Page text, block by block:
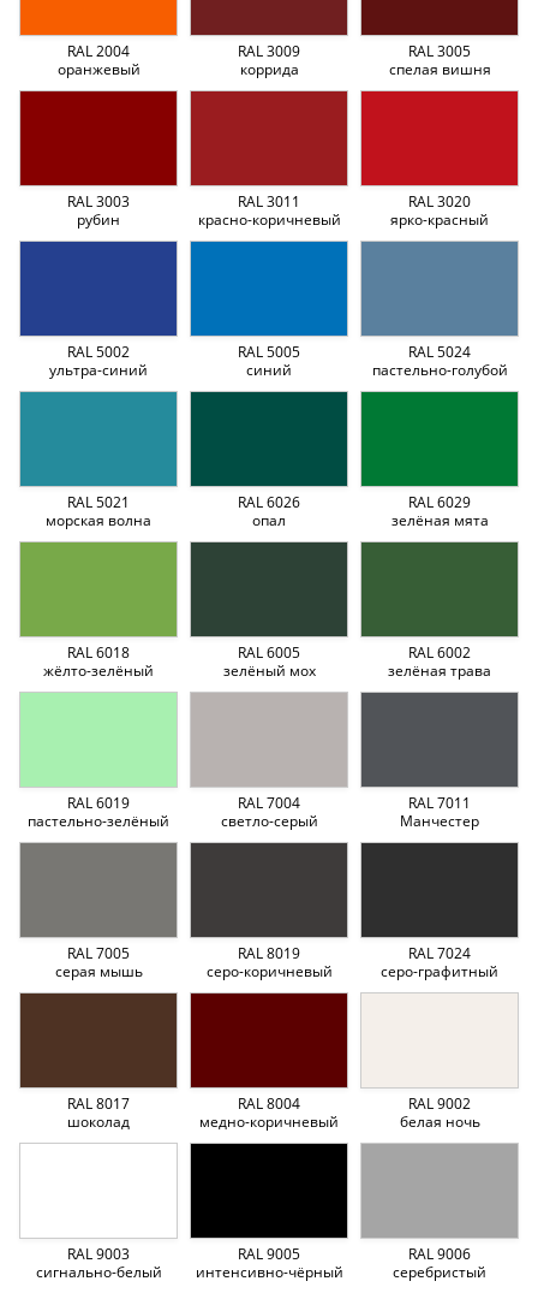
RAL 2004
оранжевый
RAL 3009
коррида
RAL 3005
спелая вишня
RAL 3003
рубин
RAL 3011
красно-коричневый
RAL 3020
ярко-красный
RAL 5002
ультра-синий
RAL 5005
синий
RAL 5024
пастельно-голубой
RAL 5021
морская волна
RAL 6026
опал
RAL 6029
зелёная мята
RAL 6018
жёлто-зелёный
RAL 6005
зелёный мох
RAL 6002
зелёная трава
RAL 6019
пастельно-зелёный
RAL 7004
светло-серый
RAL 7011
Манчестер
RAL 7005
серая мышь
RAL 8019
серо-коричневый
RAL 7024
серо-графитный
RAL 8017
шоколад
RAL 8004
медно-коричневый
RAL 9002
белая ночь
RAL 9003
сигнально-белый
RAL 9005
интенсивно-чёрный
RAL 9006
серебристый